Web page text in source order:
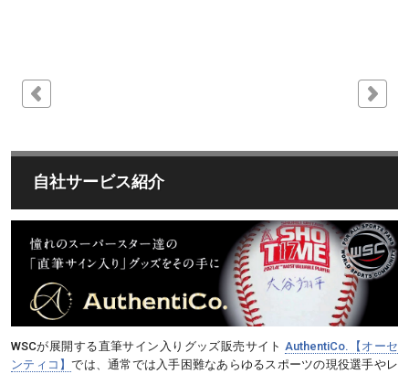
自社サービス紹介
WSCが展開する直筆サイン入りグッズ販売サイト AuthentiCo.【オーセ
ンティコ】では、通常では入手困難なあらゆるスポーツの現役選手やレ